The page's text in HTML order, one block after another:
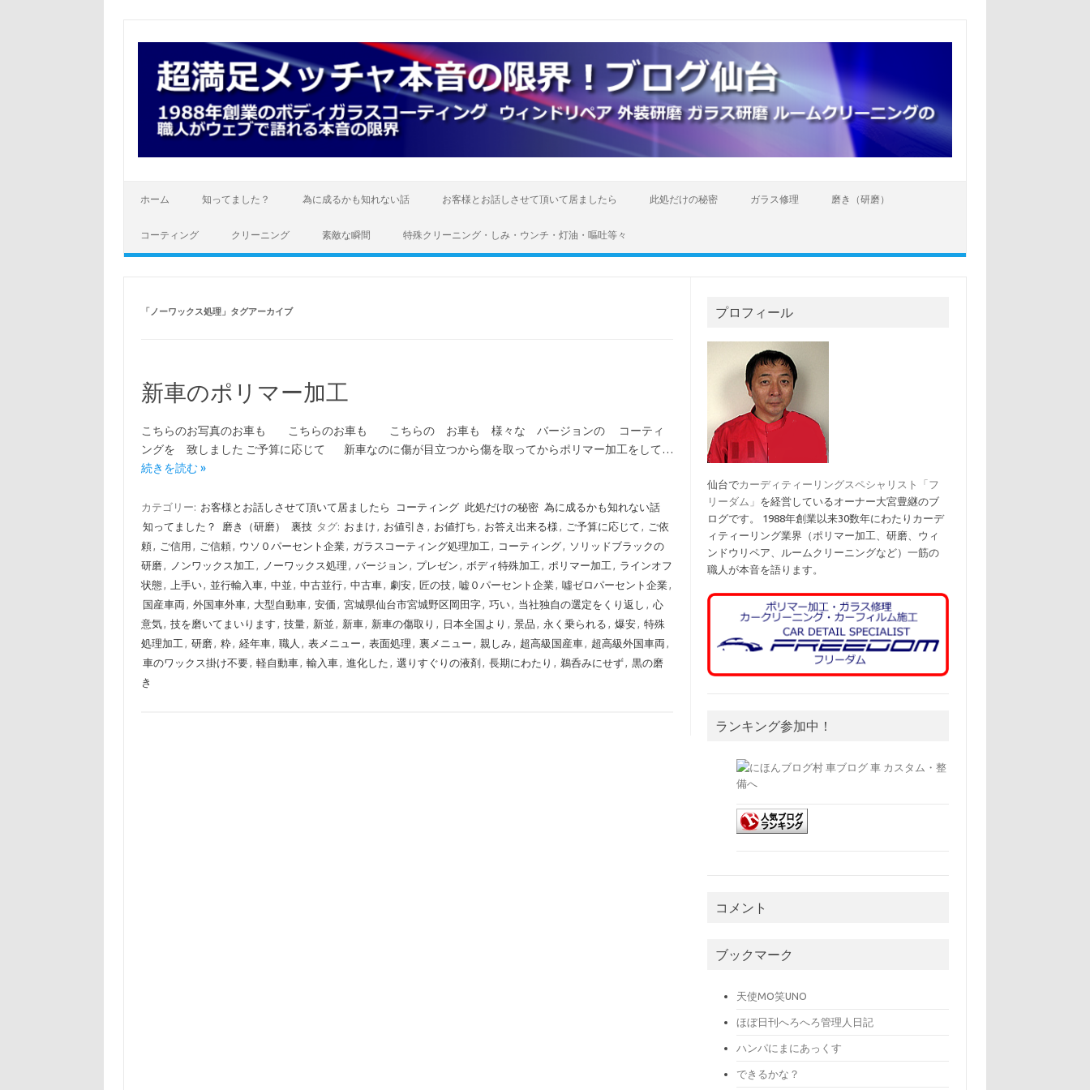
ホーム 知ってました？ 為に成るかも知れない話 お客様とお話しさせて頂いて居ましたら 此処だけの秘密 ガラス修理 磨き（研磨）
コーティング クリーニング 素敵な瞬間 特殊クリーニング・しみ・ウンチ・灯油・嘔吐等々
「ノーワックス処理」タグアーカイブ
新車のポリマー加工
こちらのお写真のお車も こちらのお車も こちらの お車も 様々な バージョンの コーティ
ングを 致しました ご予算に応じて 新車なのに傷が目立つから傷を取ってからポリマー加工をして…
続きを読む »
カテゴリー: お客様とお話しさせて頂いて居ましたら コーティング 此処だけの秘密 為に成るかも知れない話
知ってました？
磨き（研磨） 裏技 タグ: おまけ , お値引き , お値打ち , お答え出来る様 , ご予算に応じて ,
ご依
頼, ご信用 , ご信頼, ウソ０パーセント企業, ガラスコーティング処理加工 , コーティング, ソリッドブラックの
研磨, ノンワックス加工 , ノーワックス処理 , バージョン , プレゼン , ボディ特殊加工 , ポリマー加工 , ラインオフ
状態, 上手い, 並行輸入車, 中並 , 中古並行, 中古車, 劇安, 匠の技, 嘘０パーセント企業, 噓ゼロパーセント企業,
国産車両 , 外国車外車, 大型自動車, 安価 , 宮城県仙台市宮城野区岡田字, 巧い, 当社独自の選定をくり返し , 心
意気, 技を磨いてまいります , 技量, 新並 , 新車, 新車の傷取り , 日本全国より , 景品 , 永く乗られる , 爆安, 特殊
処理加工 , 研磨, 粋, 経年車, 職人 , 表メニュー , 表面処理 , 裏メニュー , 親しみ, 超高級国産車, 超高級外国車両 ,
車のワックス掛け不要, 軽自動車, 輸入車, 進化した , 選りすぐりの液剤 , 長期にわたり , 鵜呑みにせず, 黒の磨
き
プロフィール
仙台でカーディティーリングスペシャリスト「フ
リーダム」 を経営しているオーナー大宮豊継のブ
ログです。 1988年創業以来30数年にわたりカーデ
ィティーリング業界（ポリマー加工、研磨、ウィ
ンドウリペア、ルームクリーニングなど）一筋の
職人が本音を語ります。
ランキング参加中！
コメント
ブックマーク
天使MO笑UNO
ほぼ日刊へろへろ管理人日記
ハンパにまにあっくす
できるかな？